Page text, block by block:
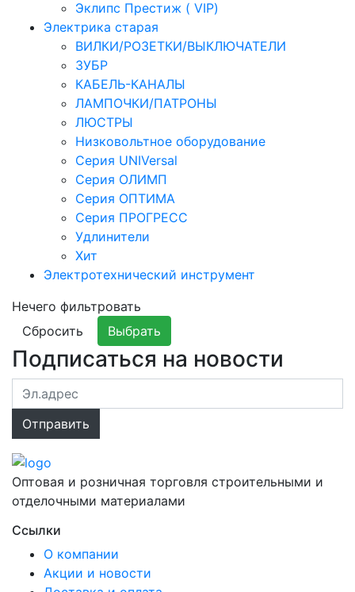
Эклипс Престиж ( VIP)
Электрика старая
ВИЛКИ/РОЗЕТКИ/ВЫКЛЮЧАТЕЛИ
ЗУБР
КАБЕЛЬ-КАНАЛЫ
ЛАМПОЧКИ/ПАТРОНЫ
ЛЮСТРЫ
Низковольтное оборудование
Серия UNIVersal
Серия ОЛИМП
Серия ОПТИМА
Серия ПРОГРЕСС
Удлинители
Хит
Электротехнический инструмент
Нечего фильтровать
Сбросить
Выбрать
Подписаться на новости
Оптовая и розничная торговля строительными и
отделочными материалами
Ссылки
О компании
Акции и новости